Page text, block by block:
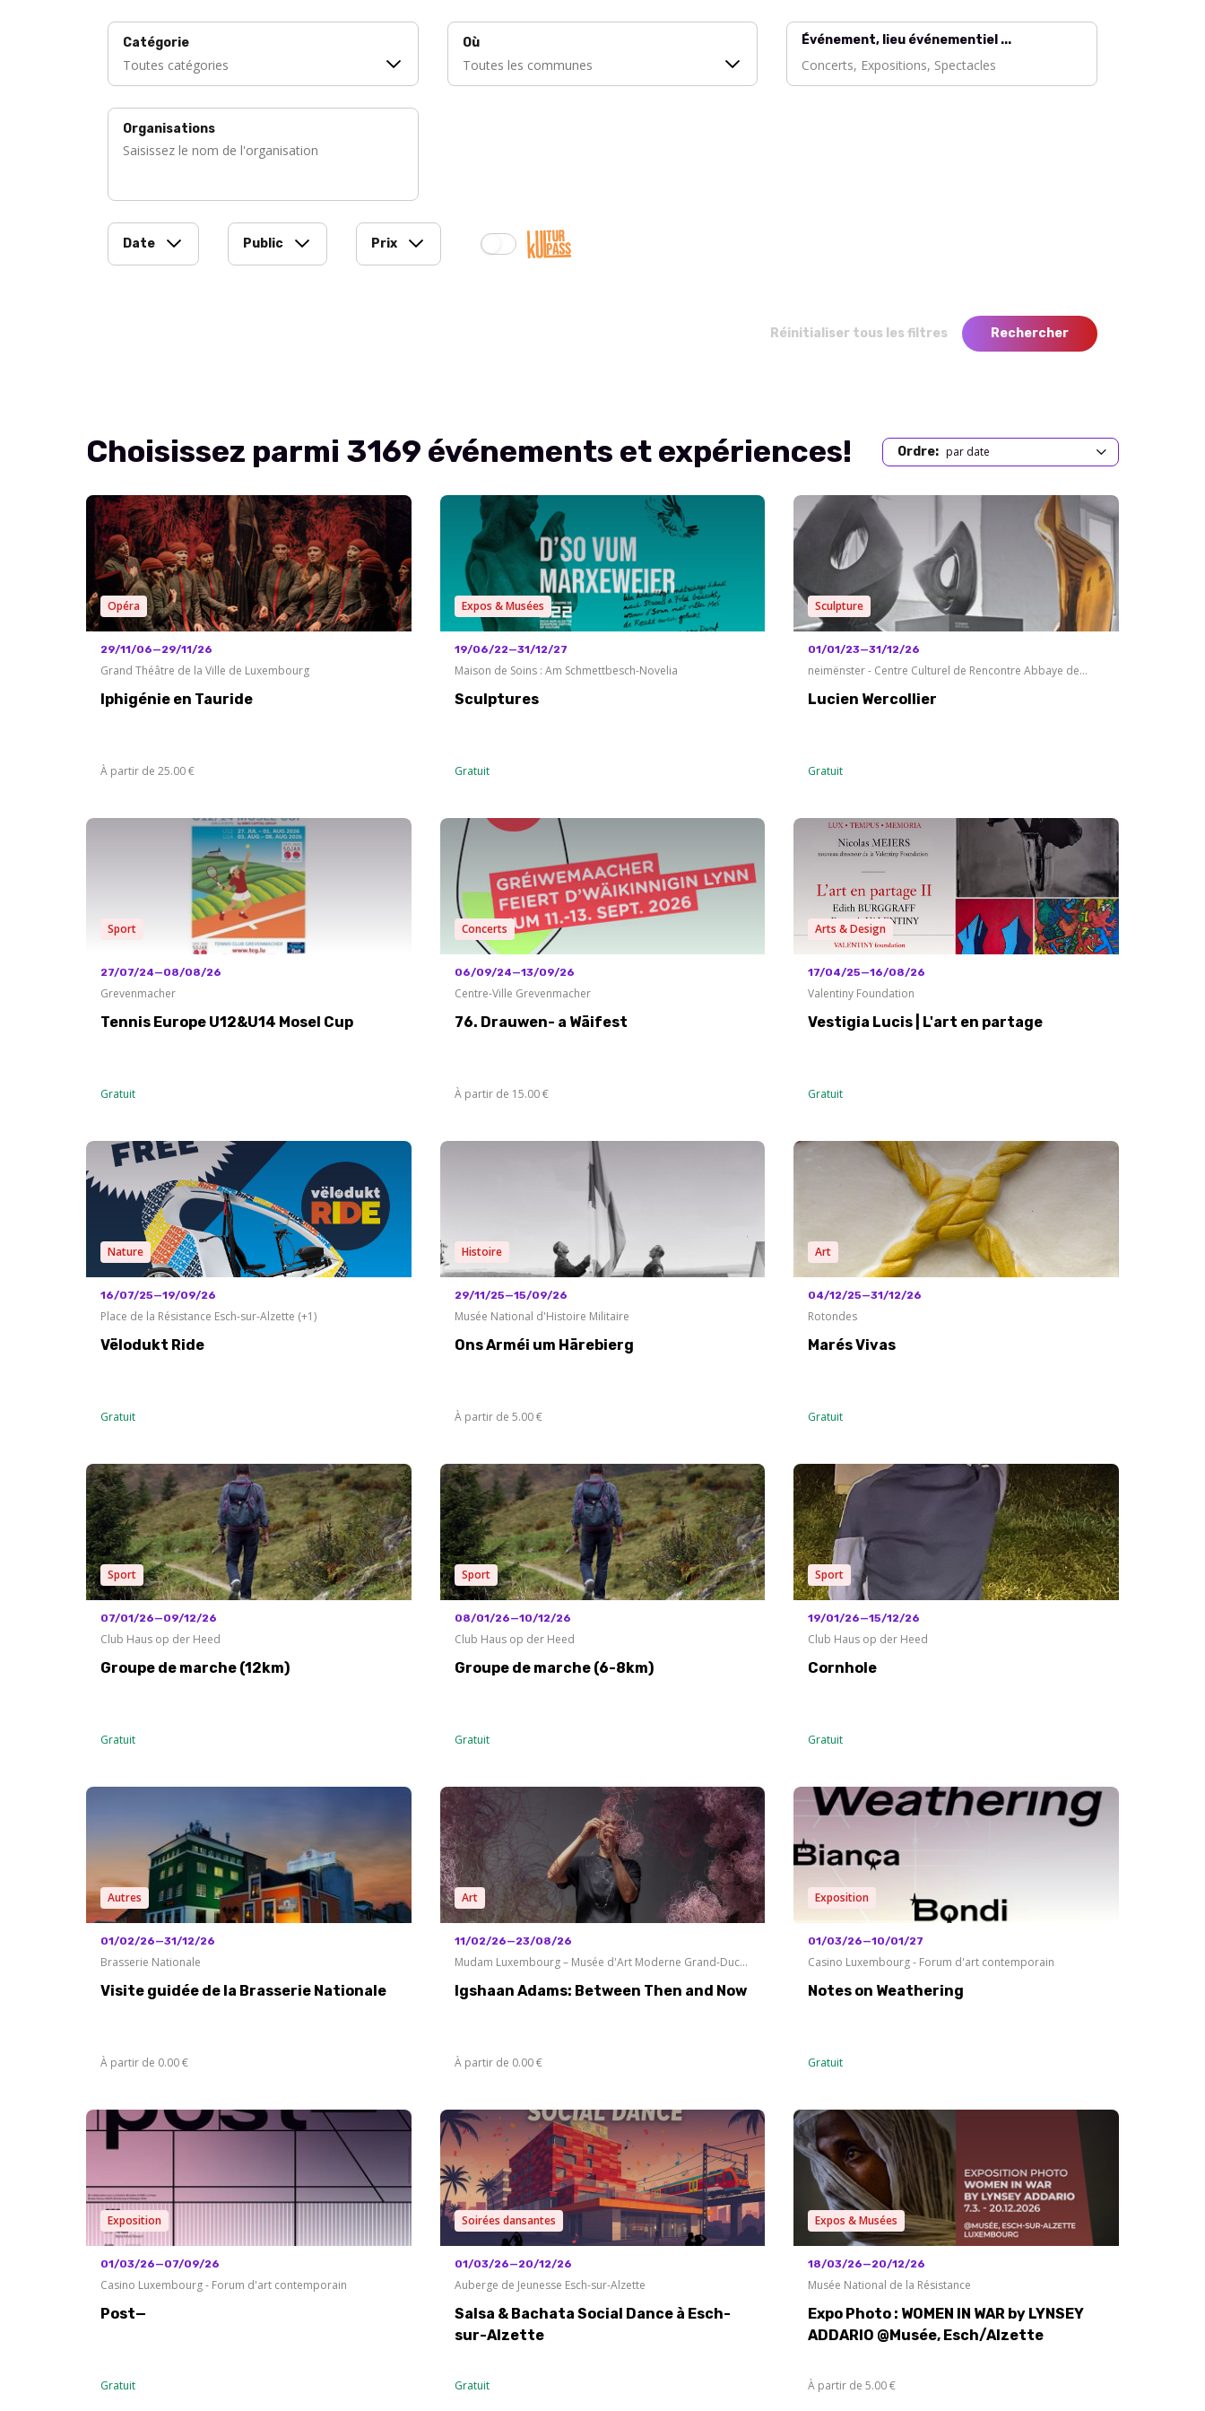
Catégorie Où Événement, lieu événementiel ...
Organisations
Date Public Prix
Réinitialiser tous les filtres Rechercher
Choisissez parmi 3169 événements et expériences! Ordre: par date
Opéra
29/11/06—29/11/26
Grand Théâtre de la Ville de Luxembourg
Iphigénie en Tauride
À partir de 25.00 €
Expos & Musées
19/06/22—31/12/27
Maison de Soins : Am Schmettbesch-Novelia
Sculptures
Gratuit
Sculpture
01/01/23—31/12/26
neimënster - Centre Culturel de Rencontre Abbaye de
Lucien Wercollier
Gratuit
Sport
27/07/24—08/08/26
Grevenmacher
Tennis Europe U12&U14 Mosel Cup
Gratuit
Concerts
06/09/24—13/09/26
Centre-Ville Grevenmacher
76. Drauwen- a Wäifest
À partir de 15.00 €
Arts & Design
17/04/25—16/08/26
Valentiny Foundation
Vestigia Lucis | L'art en partage
Gratuit
Nature
16/07/25—19/09/26
Place de la Résistance Esch-sur-Alzette (+1)
Vëlodukt Ride
Gratuit
Histoire
29/11/25—15/09/26
Musée National d'Histoire Militaire
Ons Arméi um Härebierg
À partir de 5.00 €
Art
04/12/25—31/12/26
Rotondes
Marés Vivas
Gratuit
Sport
07/01/26—09/12/26
Club Haus op der Heed
Groupe de marche (12km)
Gratuit
Sport
08/01/26—10/12/26
Club Haus op der Heed
Groupe de marche (6-8km)
Gratuit
Sport
19/01/26—15/12/26
Club Haus op der Heed
Cornhole
Gratuit
Autres
01/02/26—31/12/26
Brasserie Nationale
Visite guidée de la Brasserie Nationale
À partir de 0.00 €
Art
11/02/26—23/08/26
Mudam Luxembourg – Musée d'Art Moderne Grand-Duc
Igshaan Adams: Between Then and Now
À partir de 0.00 €
Exposition
01/03/26—10/01/27
Casino Luxembourg - Forum d'art contemporain
Notes on Weathering
Gratuit
Exposition
01/03/26—07/09/26
Casino Luxembourg - Forum d'art contemporain
Post—
Gratuit
Soirées dansantes
01/03/26—20/12/26
Auberge de Jeunesse Esch-sur-Alzette
Salsa & Bachata Social Dance à Esch-
sur-Alzette
Gratuit
Expos & Musées
18/03/26—20/12/26
Musée National de la Résistance
Expo Photo : WOMEN IN WAR by LYNSEY
ADDARIO @Musée, Esch/Alzette
À partir de 5.00 €